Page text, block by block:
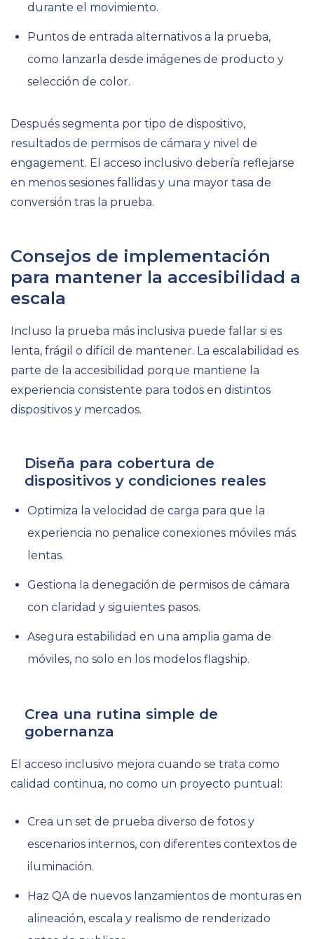
durante el movimiento.
Puntos de entrada alternativos a la prueba,
como lanzarla desde imágenes de producto y
selección de color.
Después segmenta por tipo de dispositivo,
resultados de permisos de cámara y nivel de
engagement. El acceso inclusivo debería reflejarse
en menos sesiones fallidas y una mayor tasa de
conversión tras la prueba.
Consejos de implementación
para mantener la accesibilidad a
escala
Incluso la prueba más inclusiva puede fallar si es
lenta, frágil o difícil de mantener. La escalabilidad es
parte de la accesibilidad porque mantiene la
experiencia consistente para todos en distintos
dispositivos y mercados.
Diseña para cobertura de
dispositivos y condiciones reales
Optimiza la velocidad de carga para que la
experiencia no penalice conexiones móviles más
lentas.
Gestiona la denegación de permisos de cámara
con claridad y siguientes pasos.
Asegura estabilidad en una amplia gama de
móviles, no solo en los modelos flagship.
Crea una rutina simple de
gobernanza
El acceso inclusivo mejora cuando se trata como
calidad continua, no como un proyecto puntual:
Crea un set de prueba diverso de fotos y
escenarios internos, con diferentes contextos de
iluminación.
Haz QA de nuevos lanzamientos de monturas en
alineación, escala y realismo de renderizado